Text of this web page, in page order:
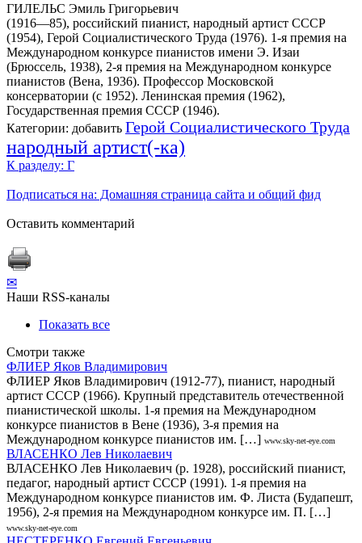
ГИЛЕЛЬС Эмиль Григорьевич
(1916—85), российский пианист, народный артист СССР
(1954), Герой Социалистического Труда (1976). 1-я премия на
Международном конкурсе пианистов имени Э. Изаи
(Брюссель, 1938), 2-я премия на Международном конкурсе
пианистов (Вена, 1936). Профессор Московской
консерватории (с 1952). Ленинская премия (1962),
Государственная премия СССР (1946).
Категории: добавить Герой Социалистического Труда
народный артист(-ка)
К разделу: Г
Подписаться на: Домашняя страница сайта и общий фид
Оставить комментарий
✉
Наши RSS-каналы
Показать все
Смотри также
ФЛИЕР Яков Владимирович
ФЛИЕР Яков Владимирович (1912-77), пианист, народный
артист СССР (1966). Крупный представитель отечественной
пианистической школы. 1-я премия на Международном
конкурсе пианистов в Вене (1936), 3-я премия на
Международном конкурсе пианистов им. […] www.sky-net-eye.com
ВЛАСЕНКО Лев Николаевич
ВЛАСЕНКО Лев Николаевич (р. 1928), российский пианист,
педагог, народный артист СССР (1991). 1-я премия на
Международном конкурсе пианистов им. Ф. Листа (Будапешт,
1956), 2-я премия на Международном конкурсе им. П. […]
www.sky-net-eye.com